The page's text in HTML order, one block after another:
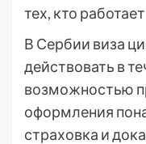
тех, кто
В Сербии виза
действовать в
возможностью
оформления
страховка и